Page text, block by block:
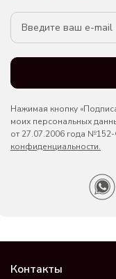
Нажимая кнопку
моих персональных
от 27.07.2006 года
конфиденциальности.
Контакты